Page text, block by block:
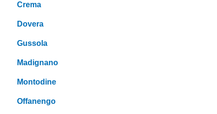
Crema
Dovera
Gussola
Madignano
Montodine
Offanengo